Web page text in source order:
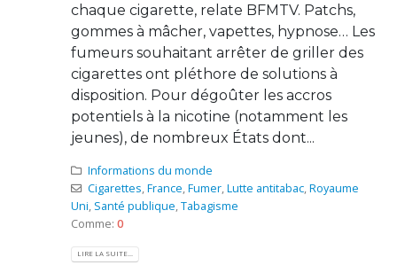
chaque cigarette, relate BFMTV. Patchs,
gommes à mâcher, vapettes, hypnose… Les
fumeurs souhaitant arrêter de griller des
cigarettes ont pléthore de solutions à
disposition. Pour dégoûter les accros
potentiels à la nicotine (notamment les
jeunes), de nombreux États dont...
Informations du monde
Cigarettes,France,Fumer,Lutte antitabac,Royaume
Uni, Santé publique,Tabagisme
Comme: 0
LIRE LA SUITE...